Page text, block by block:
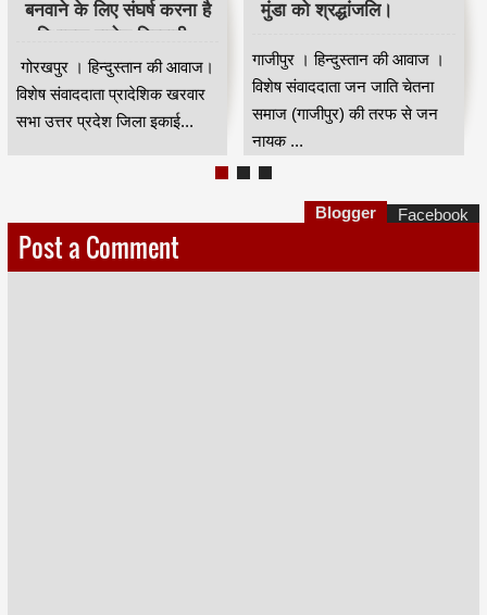
जयंती धूम धाम से मनाई गई।
कुशीनगर । हिन्दुस्तान की आवाज।
विषेष संवाददाता भारत रत्न डॉ बाबा
साहेब आंबेडकर के गुरु भा...
मजबूत बनाने की अपील की।
नई दिल्ली से मुंबई के वरिष्ठ पत्रकार
कपिलदेव खरवार की रिपोर्ट।खरवार
वेल्फेयर सोसायटी(रजि) की तरफ से
...
Post a Comment
Blogger Facebook